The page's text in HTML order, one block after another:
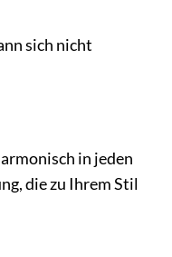
sich nicht
in jeden
die zu Ihrem Stil